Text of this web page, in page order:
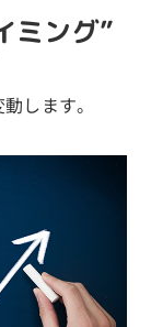
ミング”
します。